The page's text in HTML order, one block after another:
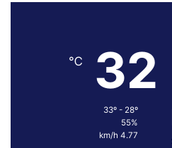
32
℃
55%
4.77 km/h